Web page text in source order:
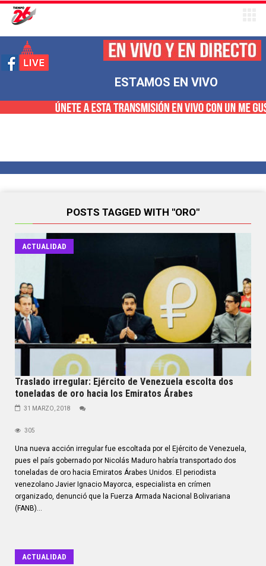
ESTAMOS EN VIVO
POSTS TAGGED WITH "ORO"
ACTUALIDAD
Traslado irregular: Ejército de Venezuela escolta dos
toneladas de oro hacia los Emiratos Árabes
31 MARZO, 2018
305
Una nueva acción irregular fue escoltada por el Ejército de Venezuela,
pues el país gobernado por Nicolás Maduro habría transportado dos
toneladas de oro hacia Emiratos Árabes Unidos. El periodista
venezolano Javier Ignacio Mayorca, especialista en crímen
organizado, denunció que la Fuerza Armada Nacional Bolivariana
(FANB)...
ACTUALIDAD